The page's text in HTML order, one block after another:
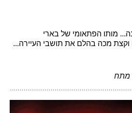
מותו הפתאומי של בארי
מכה בהלם את תושבי העיירה...
מתח